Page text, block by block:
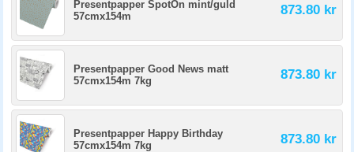
Presentpapper SpotOn mint/guld
57cmx154m
873.80 kr
Presentpapper Good News matt
57cmx154m 7kg
873.80 kr
Presentpapper Happy Birthday
57cmx154m 7kg
873.80 kr